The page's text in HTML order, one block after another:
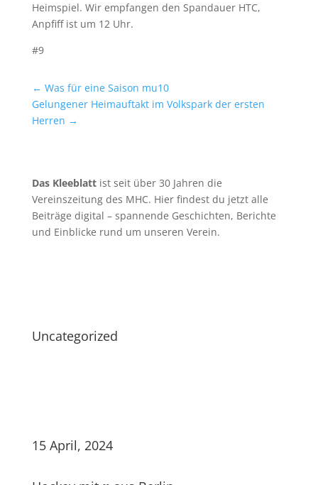
Heimspiel. Wir empfangen den Spandauer HTC,
Anpfiff ist um 12 Uhr.
#9
← Was für eine Saison mu10
Gelungener Heimauftakt im Volkspark der ersten
Herren →
Das Kleeblattist seit über 30 Jahren die
Vereinszeitung des MHC. Hier findest du jetzt alle
Beiträge digital – spannende Geschichten, Berichte
und Einblicke rund um unseren Verein.
Uncategorized
15 April, 2024